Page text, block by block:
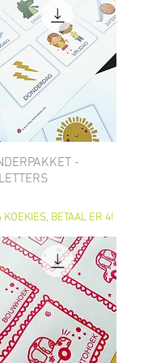
-
KOEKIES, BETAAL ER 4!